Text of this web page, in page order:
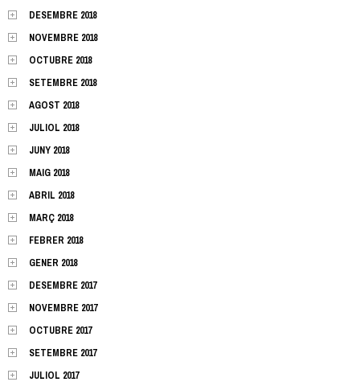
DESEMBRE 2018
NOVEMBRE 2018
OCTUBRE 2018
SETEMBRE 2018
AGOST 2018
JULIOL 2018
JUNY 2018
MAIG 2018
ABRIL 2018
MARÇ 2018
FEBRER 2018
GENER 2018
DESEMBRE 2017
NOVEMBRE 2017
OCTUBRE 2017
SETEMBRE 2017
JULIOL 2017